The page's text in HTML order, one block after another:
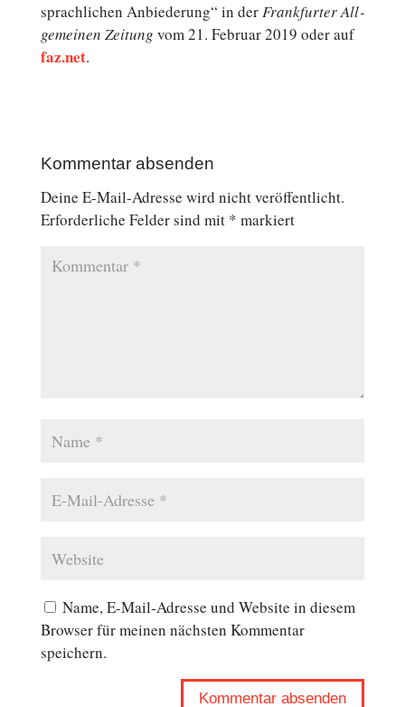
sprach­li­chen An­bie­de­rung“ in derFrank­fur­ter All­
ge­mei­nen Zeitung vom 21. Februar 2019 oder auf
faz.net.
Kommentar absenden
Deine E-Mail-Adresse wird nicht veröffentlicht.
Erforderliche Felder sind mit * markiert
Name, E-Mail-Adresse und Website in diesem
Browser für meinen nächsten Kommentar
speichern.